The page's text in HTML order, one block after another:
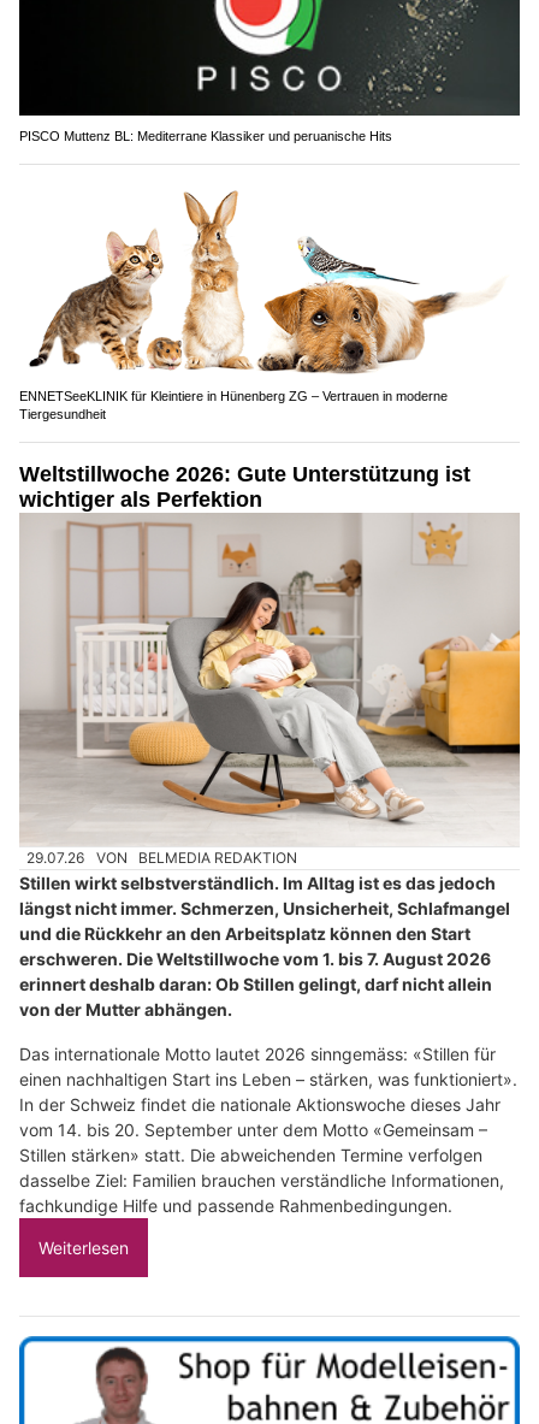
PISCO Muttenz BL: Mediterrane Klassiker und peruanische Hits
ENNETSeeKLINIK für Kleintiere in Hünenberg ZG – Vertrauen in moderne
Tiergesundheit
Weltstillwoche 2026: Gute Unterstützung ist
wichtiger als Perfektion
29.07.26 VON BELMEDIA REDAKTION
Stillen wirkt selbstverständlich. Im Alltag ist es das jedoch
längst nicht immer. Schmerzen, Unsicherheit, Schlafmangel
und die Rückkehr an den Arbeitsplatz können den Start
erschweren. Die Weltstillwoche vom 1. bis 7. August 2026
erinnert deshalb daran: Ob Stillen gelingt, darf nicht allein
von der Mutter abhängen.
Das internationale Motto lautet 2026 sinngemäss: «Stillen für
einen nachhaltigen Start ins Leben – stärken, was funktioniert».
In der Schweiz findet die nationale Aktionswoche dieses Jahr
vom 14. bis 20. September unter dem Motto «Gemeinsam –
Stillen stärken» statt. Die abweichenden Termine verfolgen
dasselbe Ziel: Familien brauchen verständliche Informationen,
fachkundige Hilfe und passende Rahmenbedingungen.
Weiterlesen